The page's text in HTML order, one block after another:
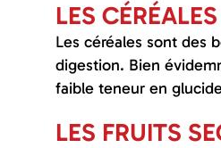
LES CÉRÉALES
Les céréales sont des
digestion. Bien
faible teneur en
LES FRUITS